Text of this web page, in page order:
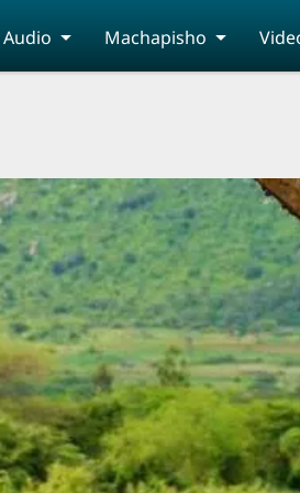
Audio Machapisho